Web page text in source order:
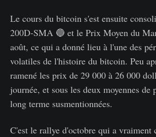
Le cours du bitcoin s'est ensuite
200D-SMA 🔵 et le Prix Moyen du
août, ce qui a donné lieu à l'une des
volatiles de l'histoire du bitcoin. Peu
ramené les prix de 29 000 à 26 000
journée, et sous les deux moyennes de
long terme susmentionnées.
C'est le rallye d'octobre qui a vraiment